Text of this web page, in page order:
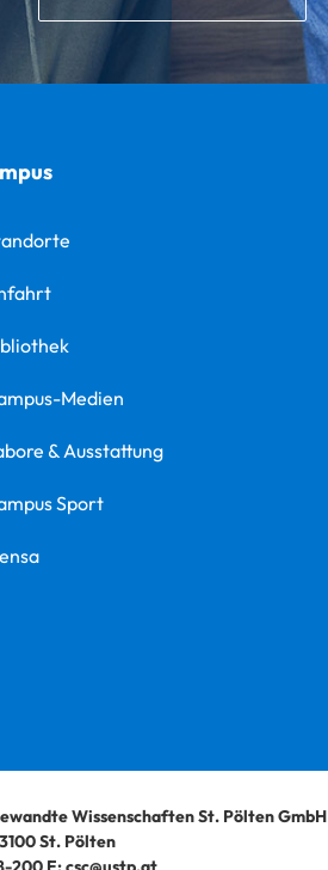
Medien
& Ausstattung
Sport
Wissenschaften St. Pölten GmbH
St. Pölten